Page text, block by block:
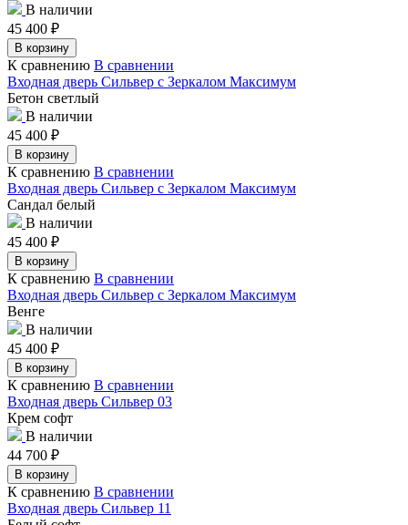
В наличии
45 400 ₽
В корзину
К сравнению В сравнении
Входная дверь Сильвер с Зеркалом Максимум
Бетон светлый
В наличии
45 400 ₽
В корзину
К сравнению В сравнении
Входная дверь Сильвер с Зеркалом Максимум
Сандал белый
В наличии
45 400 ₽
В корзину
К сравнению В сравнении
Входная дверь Сильвер с Зеркалом Максимум
Венге
В наличии
45 400 ₽
В корзину
К сравнению В сравнении
Входная дверь Сильвер 03
Крем софт
В наличии
44 700 ₽
В корзину
К сравнению В сравнении
Входная дверь Сильвер 11